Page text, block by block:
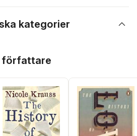
kategorier
författare